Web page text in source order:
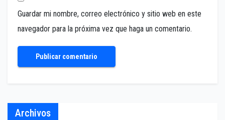
Guardar mi nombre, correo electrónico y sitio web en este
navegador para la próxima vez que haga un comentario.
Archivos